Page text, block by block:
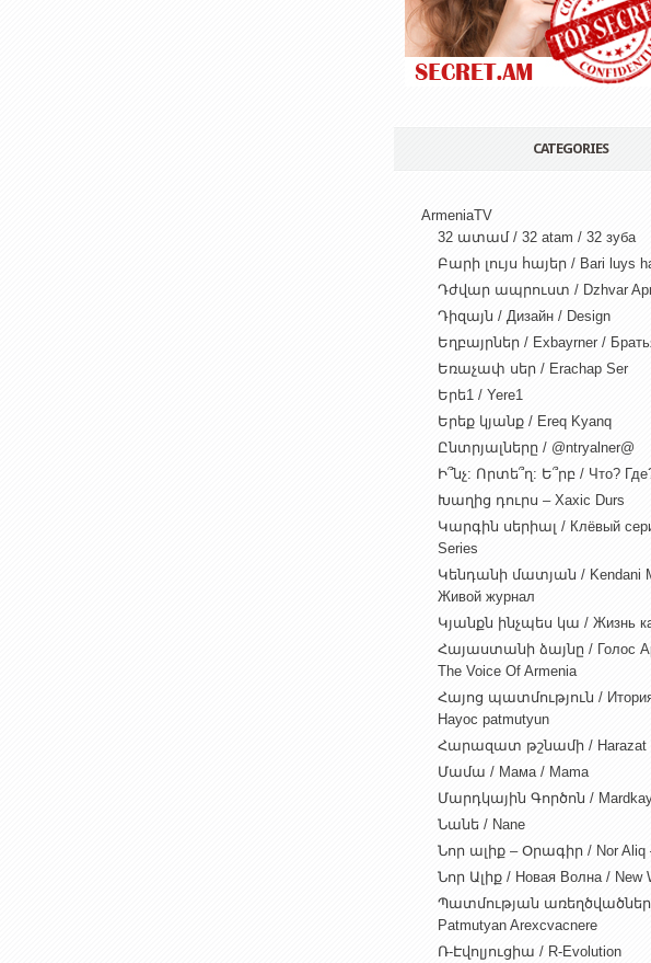
CATEGORIES
ArmeniaTV
32 ատամ / 32 atam / 32 зуба
Բարի լույս հայեր / Bari luys
Դժվար ապրուստ / Dzhvar
Դիզայն / Дизайн / Design
Եղբայրներ / Exbayrner /
Եռաչափ սեր / Erachap Ser
Երե1 / Yere1
Երեք կյանք / Ereq Kyanq
Ընտրյալները / @ntryalner@
Ի՞նչ: Որտե՞ղ: Ե՞րբ / Что?
Խաղից դուրս – Xaxic Durs
Կարգին սերիալ / Клёвый
Series
Կենդանի մատյան / Kendani
Живой журнал
Կյանքն ինչպես կա / Жизнь
Հայաստանի ձայնը / Голос
The Voice Of Armenia
Հայոց պատմություն /
Hayoc patmutyun
Հարազատ թշնամի / Harazat
Մամա / Мама / Mama
Մարդկային Գործոն /
Նանե / Nane
Նոր ալիք – Օրագիր / Nor Aliq
Նոր Ալիք / Новая Волна / New
Պատմության
Patmutyan Arexcvacnere
Ռ-Էվոլյուցիա / R-Evolution